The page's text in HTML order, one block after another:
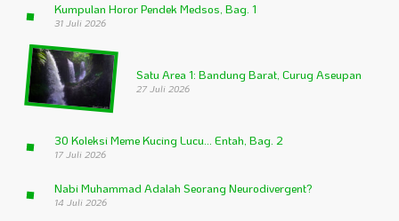
Kumpulan Horor Pendek Medsos, Bag. 1
31 Juli 2026
Satu Area 1: Bandung Barat, Curug Aseupan
27 Juli 2026
30 Koleksi Meme Kucing Lucu… Entah, Bag. 2
17 Juli 2026
Nabi Muhammad Adalah Seorang Neurodivergent?
14 Juli 2026